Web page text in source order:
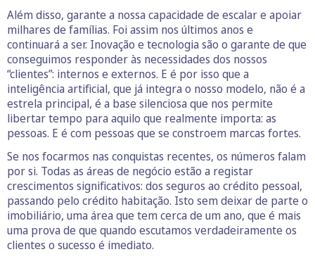
Além disso, garante a nossa capacidade de escalar e apoiar
milhares de famílias. Foi assim nos últimos anos e
continuará a ser. Inovação e tecnologia são o garante de que
conseguimos responder às necessidades dos nossos
“clientes”: internos e externos. E é por isso que a
inteligência artificial, que já integra o nosso modelo, não é a
estrela principal, é a base silenciosa que nos permite
libertar tempo para aquilo que realmente importa: as
pessoas. E é com pessoas que se constroem marcas fortes.
Se nos focarmos nas conquistas recentes, os números falam
por si. Todas as áreas de negócio estão a registar
crescimentos significativos: dos seguros ao crédito pessoal,
passando pelo crédito habitação. Isto sem deixar de parte o
imobiliário, uma área que tem cerca de um ano, que é mais
uma prova de que quando escutamos verdadeiramente os
clientes o sucesso é imediato.